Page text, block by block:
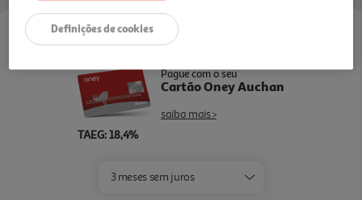
Opções de Financiamento
TAEG: 18,4%
Pague com o seu
Cartão Oney Auchan
saiba mais >
3 meses sem juros
Definições de cookies